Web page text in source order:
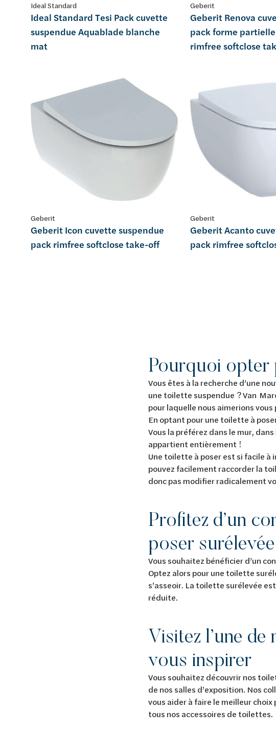
Ideal Standard
Ideal Standard Tesi Pack cuvette
suspendue Aquablade blanche
mat
Geberit
Geberit Renova
pack forme
rimfree softclose
Geberit
Geberit Icon cuvette suspendue
pack rimfree softclose take-off
Geberit
Geberit Acanto
pack rimfree
Pourquoi opter
Vous êtes à la recherche d’une
une toilette suspendue ? Van
pour laquelle nous aimerions
En optant pour une toilette à
Vous la préférez dans le mur,
appartient entièrement !
Une toilette à poser est si facile à
pouvez facilement raccorder la
donc pas modifier radicalement
Profitez d’un
poser surélevée
Vous souhaitez bénéficier d’un
Optez alors pour une toilette
s’asseoir. La toilette surélevée
réduite.
Visitez l’une
vous inspirer
Vous souhaitez découvrir nos
de nos salles d’exposition. Nos
vous aider à faire le meilleur
tous nos accessoires de toilettes.